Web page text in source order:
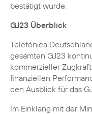
bestätigt wurde.
GJ23 Überblick
Telefónica
gesamten GJ23
kommerzieller
finanziellen
den Ausblick für das
Im Einklang mit der